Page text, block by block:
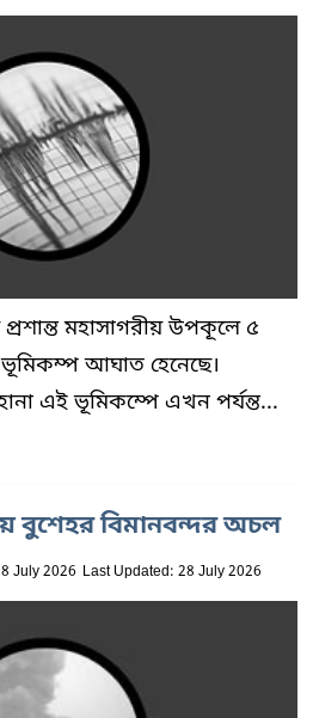
প্রশান্ত মহাসাগরীয় উপকূলে ৫
আঘাত হেনেছে।
এই ভূমিকম্পে এখন পর্যন্ত...
বুশেহর বিমানবন্দর অচল
July 2026 Last Updated: 28 July 2026